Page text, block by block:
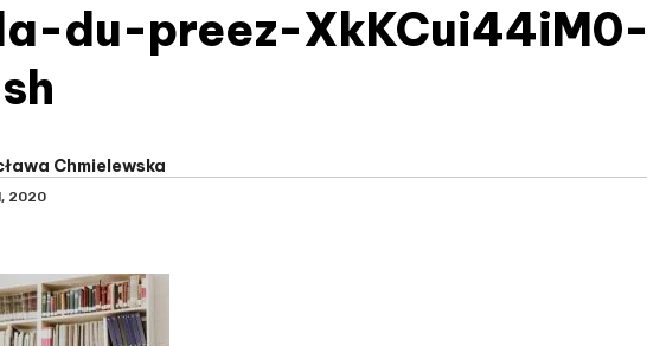
du-preez-XkKCui44iM0-
Chmielewska
2020